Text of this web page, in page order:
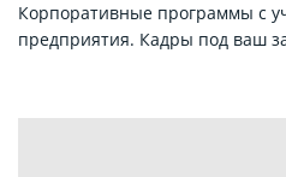
Корпоративные программы с
предприятия. Кадры под ваш